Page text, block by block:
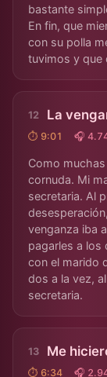
bastante
En fin, que
con su polla
tuvimos y que
La
⏱ 9:01 🎧
Como
cornuda. Mi
secretaria. Al
venganza iba
pagarles a los
con el marido
dos a la vez,
secretaria.
Me
⏱ 6:34 🎧